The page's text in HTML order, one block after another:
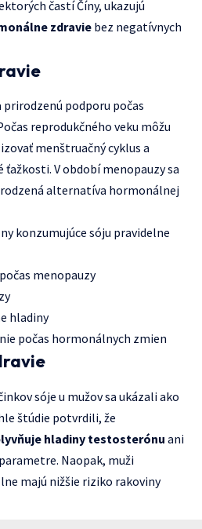
častí Číny, ukazujú
zdraviebez negatívnych
prirodzenú podporu počas
reprodukčného veku môžu
menštruačný cyklus a
V období menopauzy sa
alternatíva hormonálnej
konzumujúce sóju pravidelne
menopauzy
hladiny
počas hormonálnych zmien
sóje u mužov sa ukázali ako
štúdie potvrdili, že
hladiny testosterónu ani
Naopak, muži
majú nižšie riziko rakoviny